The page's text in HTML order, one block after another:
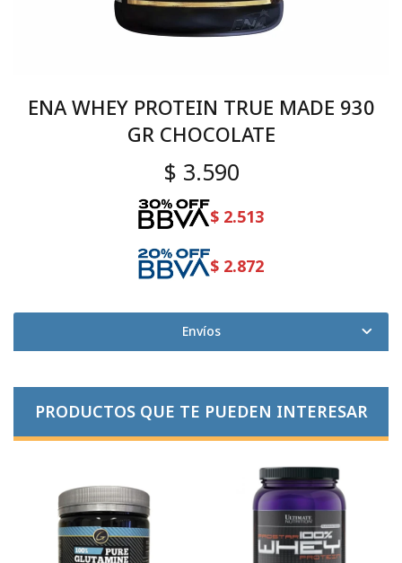
ENA WHEY PROTEIN TRUE MADE 930
GR CHOCOLATE
$ 3.590
$ 2.513
$ 2.872
Envíos
PRODUCTOS QUE TE PUEDEN INTERESAR